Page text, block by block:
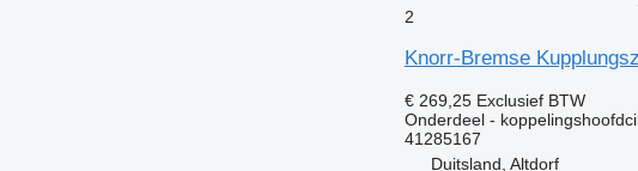
2
Knorr-Bremse
€ 269,25 Exclusief BTW
Onderdeel -
41285167
Duitsland, Altdorf